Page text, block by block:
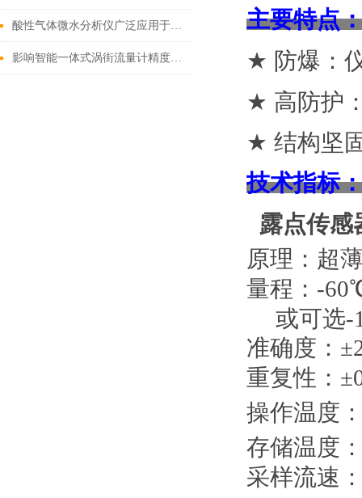
酸性气体微水分析仪广泛应用于环境监测和工业过程控制中
影响智能一体式涡街流量计精度的主要因素有哪些？
主要特点
★ 防爆：
★ 高防护
★ 结构坚
技术指标
露点传感
原理：超
量程： -60
或可选-
准确度：
重复性：
操作温度
存储温度
采样流速